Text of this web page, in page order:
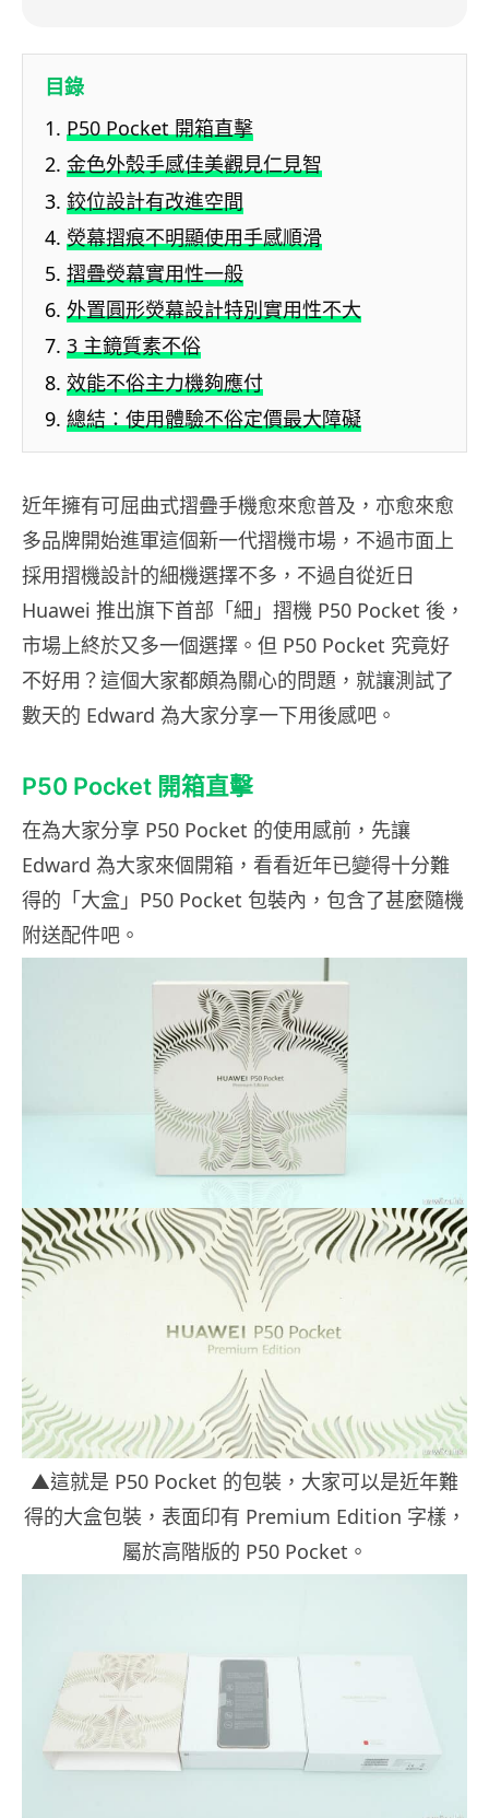
目錄
P50 Pocket 開箱直擊
金色外殼手感佳美觀見仁見智
鉸位設計有改進空間
熒幕摺痕不明顯使用手感順滑
摺疊熒幕實用性一般
外置圓形熒幕設計特別實用性不大
3 主鏡質素不俗
效能不俗主力機夠應付
總結：使用體驗不俗定價最大障礙
近年擁有可屈曲式摺疊手機愈來愈普及，亦愈來愈
多品牌開始進軍這個新一代摺機市場，不過市面上
採用摺機設計的細機選擇不多，不過自從近日
Huawei 推出旗下首部「細」摺機 P50 Pocket 後，
市場上終於又多一個選擇。但 P50 Pocket 究竟好
不好用？這個大家都頗為關心的問題，就讓測試了
數天的 Edward 為大家分享一下用後感吧。
P50 Pocket 開箱直擊
在為大家分享 P50 Pocket 的使用感前，先讓
Edward 為大家來個開箱，看看近年已變得十分難
得的「大盒」P50 Pocket 包裝內，包含了甚麼隨機
附送配件吧。
▲這就是 P50 Pocket 的包裝，大家可以是近年難
得的大盒包裝，表面印有 Premium Edition 字樣，
屬於高階版的 P50 Pocket。